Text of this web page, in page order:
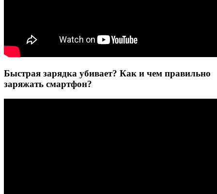
Быстрая зарядка убивает? Как и чем правильно
заряжать смартфон?